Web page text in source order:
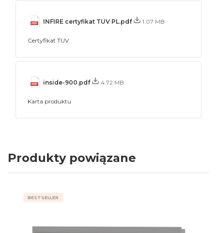
INFIRE certyfikat TUV PL.pdf 1.07 MB
Certyfikat TUV
inside-900.pdf 4.72 MB
Karta produktu
Produkty powiązane
BESTSELLER